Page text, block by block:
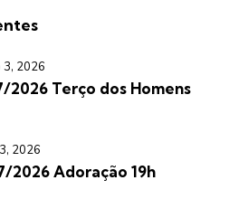
2026
2026 Terço dos Homens
2026
2026 Adoração 19h